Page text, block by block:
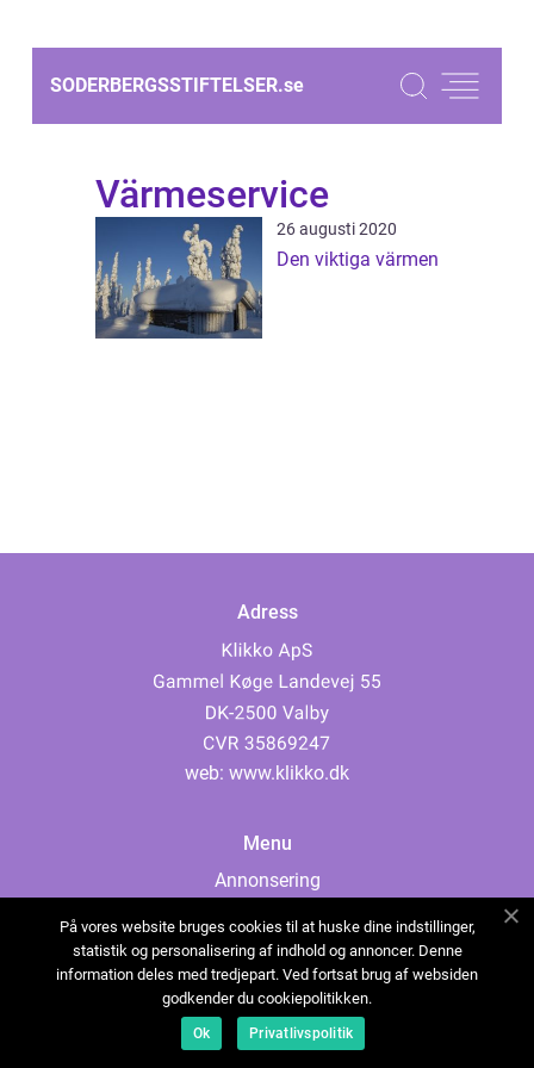
SODERBERGSSTIFTELSER.se
Värmeservice
26 augusti 2020
Den viktiga värmen
Adress
web: www.klikko.dk
Menu
Annonsering
Cookies
Kontakta oss
Sitemap
På vores website bruges cookies til at huske dine indstillinger,
statistik og personalisering af indhold og annoncer. Denne
information deles med tredjepart. Ved fortsat brug af websiden
godkender du cookiepolitikken.
Ok Privatlivspolitik